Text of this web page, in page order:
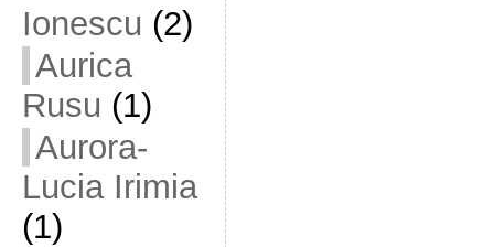
Ionescu (2)
Aurica
Rusu (1)
Aurora-
Lucia Irimia
(1)